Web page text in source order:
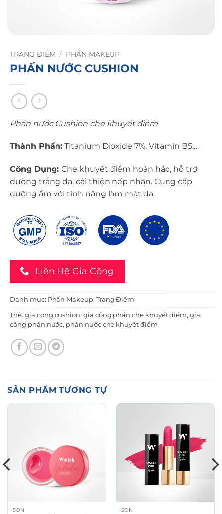
TRANG ĐIỂM / PHẤN MAKEUP
PHẤN NƯỚC CUSHION
Phấn nước Cushion che khuyết điêm
Thành Phần: Titanium Dioxide 7%, Vitamin B5,…
Công Dụng: Che khuyết điểm hoàn hảo, hỗ trợ
dưỡng trắng da, cải thiện nếp nhăn. Cung cấp
dưỡng ẩm với tính năng làm mát da.
Liên Hệ Gia Công
Danh mục: Phấn Makeup, Trang Điểm
Thẻ: gia cong cushion, gia công phấn che khuyết điểm, gia
công phấn nước, phấn nước che khuyết điểm
SẢN PHẨM TƯƠNG TỰ
SON SON